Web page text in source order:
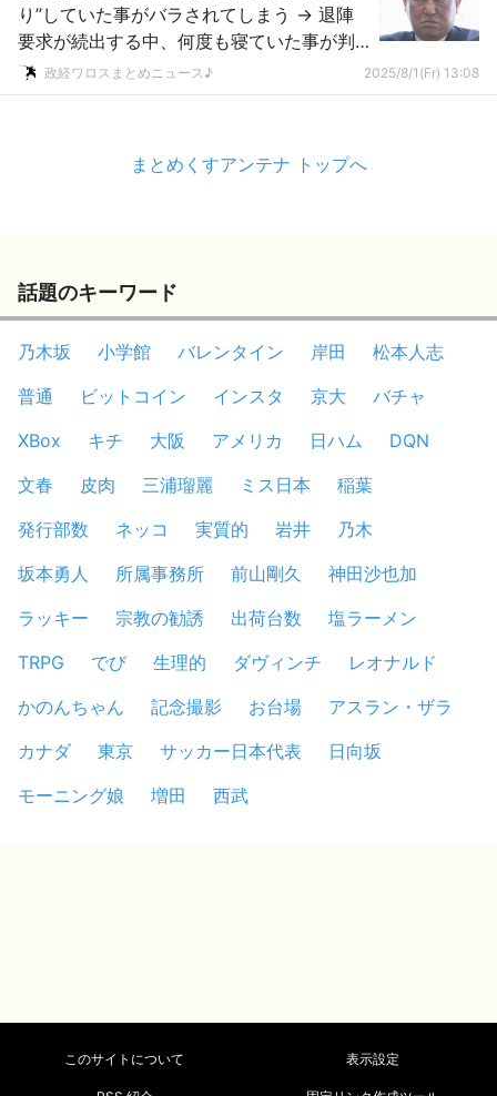
り”していた事がバラされてしまう → 退陣
要求が続出する中、何度も寝ていた事が判
明 ｗｗｗｗｗｗｗｗｗｗｗｗｗｗｗｗｗｗ
政経ワロスまとめニュース♪ 2025/8/1(Fr) 13:08
まとめくすアンテナ トップへ
話題のキーワード
乃木坂 小学館 バレンタイン 岸田
松本人志
普通
ビットコイン インスタ 京大
バチャ
XBox
キチ 大阪 アメリカ 日ハム
DQN
文春
皮肉 三浦瑠麗 ミス日本
稲葉
発行部数
ネッコ 実質的 岩井
乃木
坂本勇人
所属事務所 前山剛久
神田沙也加
ラッキー
宗教の勧誘 出荷台数
塩ラーメン
TRPG
でび 生理的 ダヴィンチ
レオナルド
かのんちゃん
記念撮影 お台場
アスラン・ザラ
カナダ
東京 サッカー日本代表
日向坂
モーニング娘
増田 西武
このサイトについて 表示設定